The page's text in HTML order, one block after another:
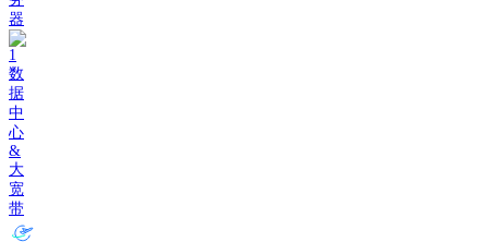
器
数
据
中
心
&
大
宽
带